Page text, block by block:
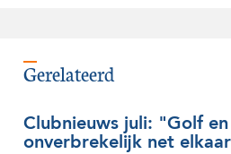
Gerelateerd
Clubnieuws juli: "Golf
onverbrekelijk net